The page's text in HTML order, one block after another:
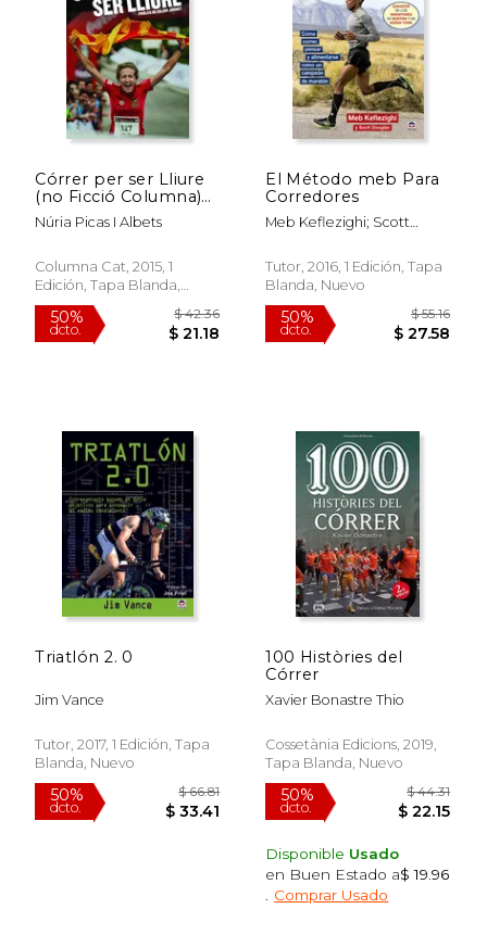
dcto. $ 17.27 dcto. $
50%
dcto.
$ 53.08
$ 26.54
50%
dcto. $
Córrer per ser Lliure
(no Ficció Columna)
(en Catalán)
Núria Picas I Albets
Columna Cat, 2015, 1
Edición, Tapa Blanda,
Usado
El Método meb Para
Corredores
Meb Keflezighi; Scott
Tutor, 2016, 1 Edición, Tapa
Blanda, Nuevo
Triatlón 2. 0
Jim Vance
Tutor, 2017, 1 Edición, Tapa
Blanda, Nuevo
100 Històries del
Córrer
Xavier Bonastre Thio
Cossetània Edicions, 2019,
Tapa Blanda, Nuevo
Disponible Usado
en Buen Estado a$ 19.96
Comprar Usado